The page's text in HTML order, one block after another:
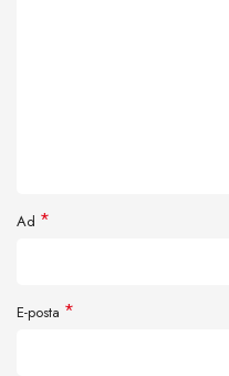
Ad *
E-posta *